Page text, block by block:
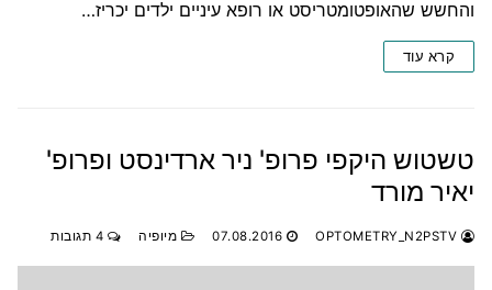
והחשש שהאופטומטריסט או רופא עיניים ילדים יכריז…
קרא עוד
טשטוש היקפי פרופ' ניר ארדינסט ופרופ'
יאיר מורד
07.08.2016 מיופיה